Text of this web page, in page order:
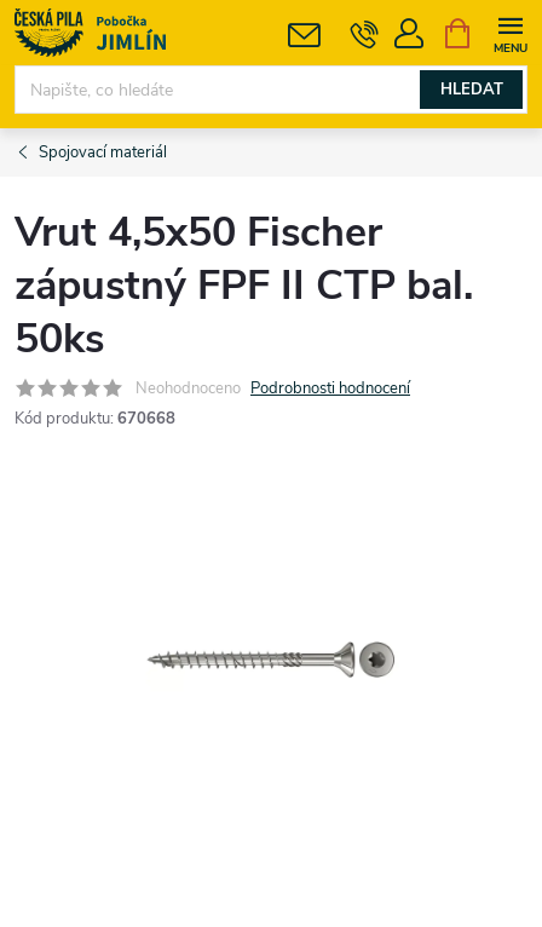
Přejít
na
obsah
HLEDAT
NÁKUPNÍ
KOŠÍK
Spojovací materiál
Vrut 4,5x50 Fischer
zápustný FPF II CTP bal.
50ks
Neohodnoceno Podrobnosti hodnocení
Kód produktu: 670668